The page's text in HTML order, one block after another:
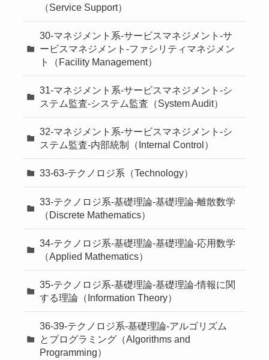
（Service Support）
30-マネジメント系-サービスマネジメント-サ
ービスマネジメント-ファシリティマネジメン
ト（Facility Management）
31-マネジメント系-サービスマネジメント-シ
ステム監査-システム監査（System Audit）
32-マネジメント系-サービスマネジメント-シ
ステム監査-内部統制（Internal Control）
33-63-テクノロジ系（Technology）
33-テクノロジ系-基礎理論-基礎理論-離散数学
（Discrete Mathematics）
34-テクノロジ系-基礎理論-基礎理論-応用数学
（Applied Mathematics）
35-テクノロジ系-基礎理論-基礎理論-情報に関
する理論（Information Theory）
36-39-テクノロジ系-基礎理論-アルゴリズム
とプログラミング（Algorithms and
Programming）